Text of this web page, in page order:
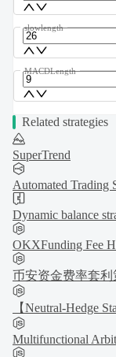
slowlength
MACDLength
Related strategies
SuperTrend
Automated Trading
Dynamic balance
OKXFunding Fee
币安资金费率套
【Neutral-Hedge
Multifunctional